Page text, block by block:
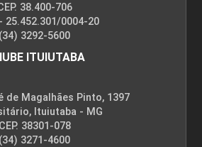
38.400-706
25.452.301/0004-20
(34) 3292-5600
ITUIUTABA
de Magalhães Pinto, 1397
Ituiutaba - MG
CEP. 38301-078
(34) 3271-4600